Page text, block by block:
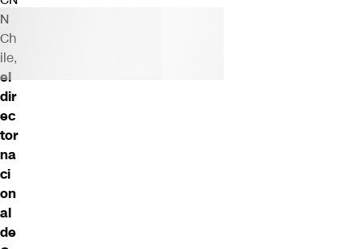
N
Ch
ile,
el
dir
ec
tor
na
ci
on
al
de